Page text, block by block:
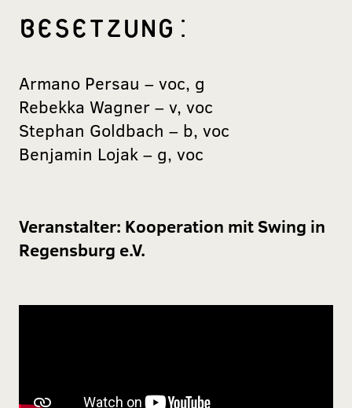
BESETZUNG:
Armano Persau – voc, g
Rebekka Wagner – v, voc
Stephan Goldbach – b, voc
Benjamin Lojak – g, voc
Veranstalter: Kooperation mit Swing in
Regensburg e.V.